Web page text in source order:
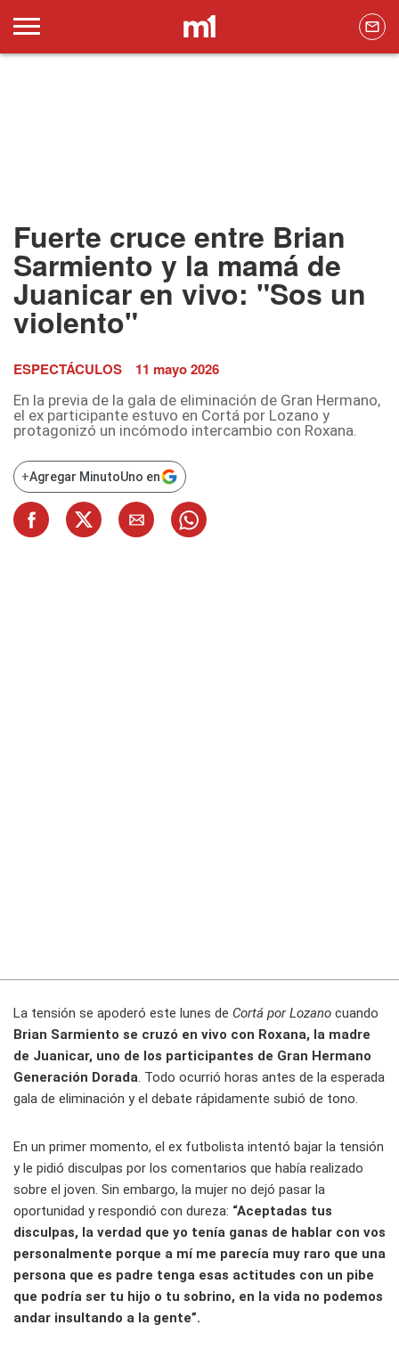
Fuerte cruce entre Brian
Sarmiento y la mamá de
Juanicar en vivo: "Sos un
violento"
ESPECTÁCULOS 11 mayo 2026
En la previa de la gala de eliminación de Gran Hermano,
el ex participante estuvo en Cortá por Lozano y
protagonizó un incómodo intercambio con Roxana.
+Agregar MinutoUno en
La tensión se apoderó este lunes de Cortá por Lozano cuando
Brian Sarmiento se cruzó en vivo con Roxana, la madre
de Juanicar, uno de los participantes de Gran Hermano
Generación Dorada. Todo ocurrió horas antes de la esperada
gala de eliminación y el debate rápidamente subió de tono.
En un primer momento, el ex futbolista intentó bajar la tensión
y le pidió disculpas por los comentarios que había realizado
sobre el joven. Sin embargo, la mujer no dejó pasar la
oportunidad y respondió con dureza: “Aceptadas tus
disculpas, la verdad que yo tenía ganas de hablar con vos
personalmente porque a mí me parecía muy raro que una
persona que es padre tenga esas actitudes con un pibe
que podría ser tu hijo o tu sobrino, en la vida no podemos
andar insultando a la gente”.